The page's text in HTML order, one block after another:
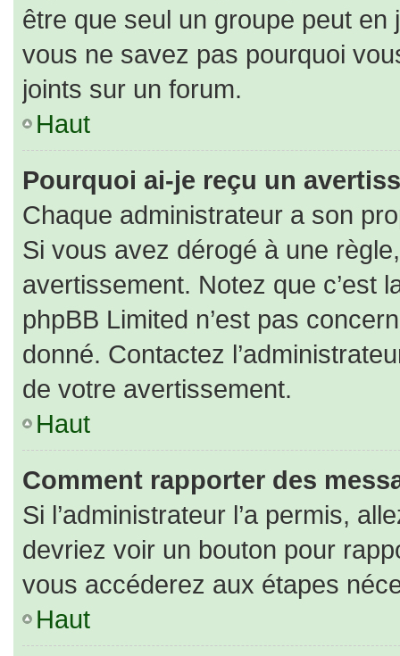
être que seul un groupe peut en
vous ne savez pas pourquoi
joints sur un forum.
Haut
Pourquoi ai-je reçu un
Chaque administrateur a son
Si vous avez dérogé à une
avertissement. Notez que c’est
phpBB Limited n’est pas
donné. Contactez
de votre avertissement.
Haut
Comment rapporter des
Si l’administrateur l’a permis,
devriez voir un bouton pour
vous accéderez aux étapes
Haut